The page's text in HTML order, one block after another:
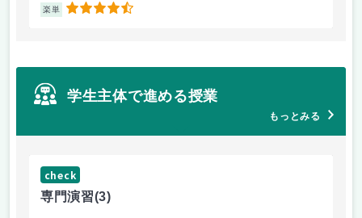
楽単 4.5
学生主体で進める授業
もっとみる
check
専門演習(3)